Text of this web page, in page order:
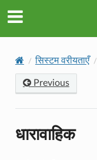
सिस्टम वरीयताएँ
Previous
धारावाहिक